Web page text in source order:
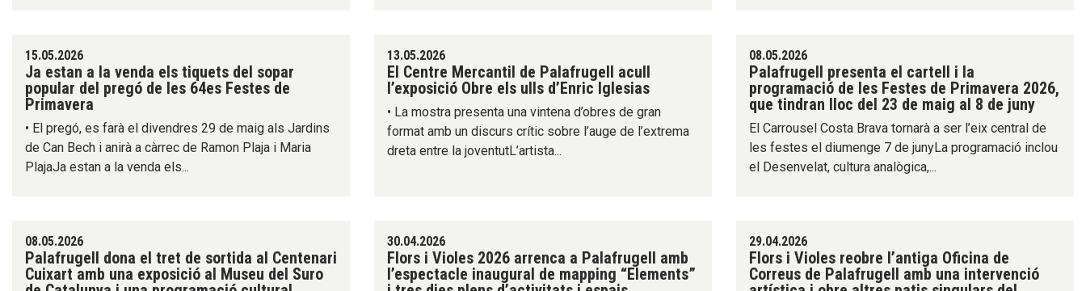
15.05.2026
Ja estan a la venda els tiquets del sopar
popular del pregó de les 64es Festes de
Primavera
• El pregó, es farà el divendres 29 de maig als Jardins
de Can Bech i anirà a càrrec de Ramon Plaja i Maria
PlajaJa estan a la venda els...
13.05.2026
El Centre Mercantil de Palafrugell acull
l’exposició Obre els ulls d’Enric Iglesias
• La mostra presenta una vintena d’obres de gran
format amb un discurs crític sobre l’auge de l’extrema
dreta entre la joventutL’artista...
08.05.2026
Palafrugell presenta el cartell i la
programació de les Festes de Primavera 2026,
que tindran lloc del 23 de maig al 8 de juny
El Carrousel Costa Brava tornarà a ser l’eix central de
les festes el diumenge 7 de junyLa programació inclou
el Desenvelat, cultura analògica,...
08.05.2026
Palafrugell dona el tret de sortida al Centenari
Cuixart amb una exposició al Museu del Suro
30.04.2026
Flors i Violes 2026 arrenca a Palafrugell amb
l’espectacle inaugural de mapping “Elements”
29.04.2026
Flors i Violes reobre l’antiga Oficina de
Correus de Palafrugell amb una intervenció